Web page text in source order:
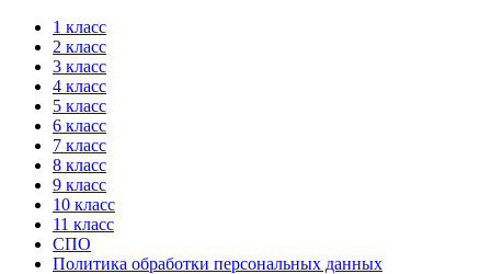
Перейти
содержимому
1 класс
2 класс
3 класс
4 класс
5 класс
6 класс
7 класс
8 класс
9 класс
10 класс
11 класс
СПО
Политика обработки персональных данных